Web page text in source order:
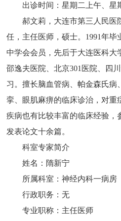
出诊时间：星期二上午、星
郝文莉，大连市第三人民医
任，主任医师，硕士。1991年
中学会会员，先后于大连医科大
邵逸夫医院、北京301医院、四
习。擅长脑血管病、帕金森氏病
挛、眼肌麻痹的临床诊治，对重
疾病也有比较丰富的临床经验，
发表论文十余篇。
科室专家简介
姓名：隋新宁
所属科室：神经内科一病房
行政职务：无
专业职称：主任医师